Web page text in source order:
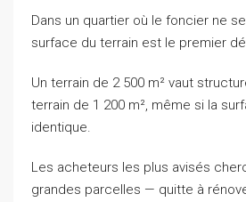
Dans un quartier où le foncier ne
surface du terrain est le premier
Un terrain de 2 500 m² vaut
terrain de 1 200 m², même si la
identique.
Les acheteurs les plus avisés
grandes parcelles — quitte à